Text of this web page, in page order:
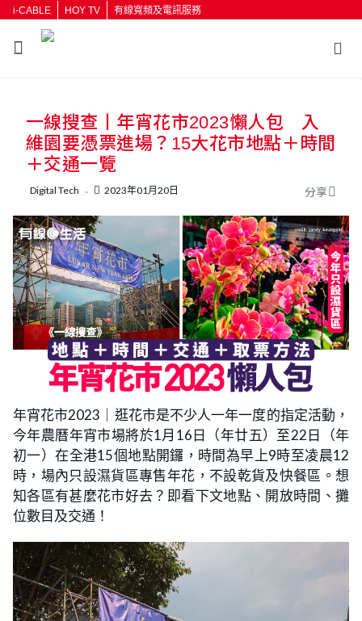
i-CABLE HOY TV 有線寬頻及電訊服務
按輸入鍵開始搜尋
一線搜查丨年宵花市2023懶人包 入
維園要憑票進場？15大花市地點＋時間
＋交通一覽
Digital Tech 2023年01月20日 分享
年宵花市2023｜逛花市是不少人一年一度的指定活動，
今年農曆年宵市場將於1月16日（年廿五）至22日（年
初一）在全港15個地點開鑼，時間為早上9時至凌晨12
時，場內只設濕貨區專售年花，不設乾貨及快餐區。想
知各區有甚麼花市好去？即看下文地點、開放時間、攤
位數目及交通！